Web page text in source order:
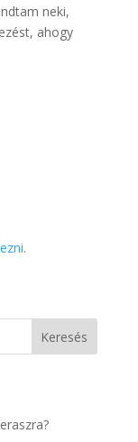
neki,
ahogy
.
Keresés